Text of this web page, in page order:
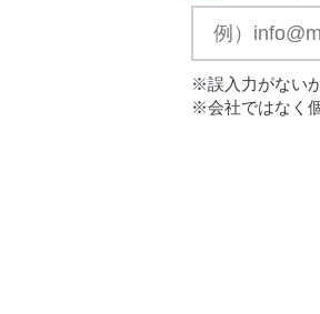
※誤入力がない
※会社ではなく